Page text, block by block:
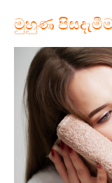
මුහුණ පිසදැමීම